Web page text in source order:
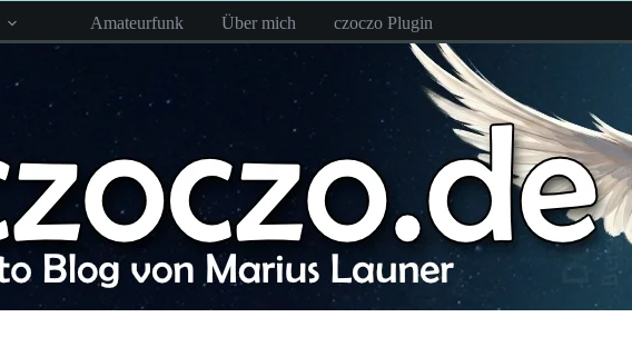
Amateurfunk Über mich czoczo Plugin